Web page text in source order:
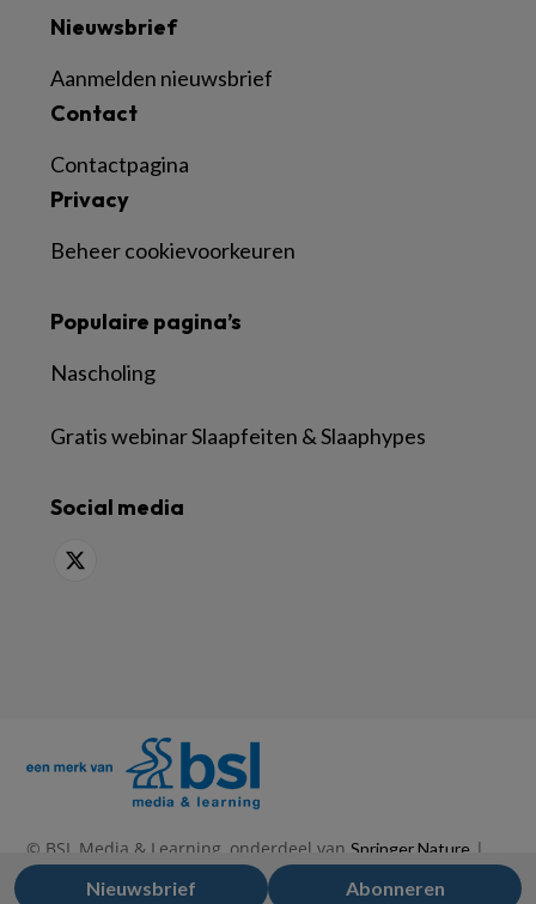
Nieuwsbrief
Aanmelden nieuwsbrief
Contact
Contactpagina
Privacy
Beheer cookievoorkeuren
Populaire pagina’s
Nascholing
Gratis webinar Slaapfeiten & Slaaphypes
Social media
© BSL Media & Learning, onderdeel van Springer Nature |
Privacy Statement | Disclaimer|Voorwaarden
Nieuwsbrief Abonneren